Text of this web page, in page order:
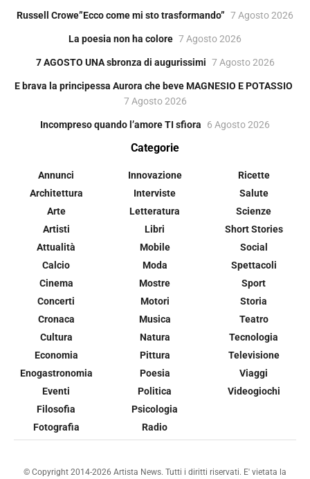
Russell Crowe”Ecco come mi sto trasformando” 7 Agosto 2026
La poesia non ha colore 7 Agosto 2026
7 AGOSTO UNA sbronza di augurissimi 7 Agosto 2026
E brava la principessa Aurora che beve MAGNESIO E POTASSIO
7 Agosto 2026
Incompreso quando l’amore TI sfiora 6 Agosto 2026
Categorie
Annunci
Architettura
Arte
Artisti
Attualità
Calcio
Cinema
Concerti
Cronaca
Cultura
Economia
Enogastronomia
Eventi
Filosofia
Fotografia
Innovazione
Interviste
Letteratura
Libri
Mobile
Moda
Mostre
Motori
Musica
Natura
Pittura
Poesia
Politica
Psicologia
Radio
Ricette
Salute
Scienze
Short Stories
Social
Spettacoli
Sport
Storia
Teatro
Tecnologia
Televisione
Viaggi
Videogiochi
© Copyright 2014-2026 Artista News. Tutti i diritti riservati. E' vietata la